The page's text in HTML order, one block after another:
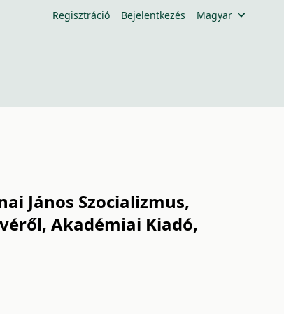
Regisztráció Bejelentkezés Magyar
János Szocializmus,
Akadémiai Kiadó,